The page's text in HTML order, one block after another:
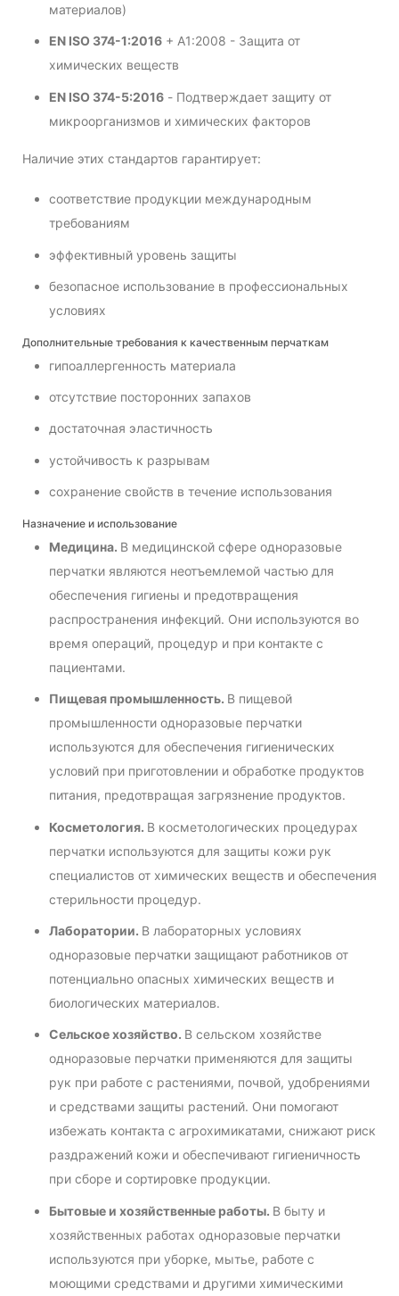
материалов)
EN ISO 374-1:2016 + A1:2008 - Защита от
химических веществ
EN ISO 374-5:2016 - Подтверждает защиту от
микроорганизмов и химических факторов
Наличие этих стандартов гарантирует:
соответствие продукции международным
требованиям
эффективный уровень защиты
безопасное использование в профессиональных
условиях
Дополнительные требования к качественным перчаткам
гипоаллергенность материала
отсутствие посторонних запахов
достаточная эластичность
устойчивость к разрывам
сохранение свойств в течение использования
Назначение и использование
Медицина. В медицинской сфере одноразовые
перчатки являются неотъемлемой частью для
обеспечения гигиены и предотвращения
распространения инфекций. Они используются во
время операций, процедур и при контакте с
пациентами.
Пищевая промышленность. В пищевой
промышленности одноразовые перчатки
используются для обеспечения гигиенических
условий при приготовлении и обработке продуктов
питания, предотвращая загрязнение продуктов.
Косметология. В косметологических процедурах
перчатки используются для защиты кожи рук
специалистов от химических веществ и обеспечения
стерильности процедур.
Лаборатории. В лабораторных условиях
одноразовые перчатки защищают работников от
потенциально опасных химических веществ и
биологических материалов.
Сельское хозяйство. В сельском хозяйстве
одноразовые перчатки применяются для защиты
рук при работе с растениями, почвой, удобрениями
и средствами защиты растений. Они помогают
избежать контакта с агрохимикатами, снижают риск
раздражений кожи и обеспечивают гигиеничность
при сборе и сортировке продукции.
Бытовые и хозяйственные работы. В быту и
хозяйственных работах одноразовые перчатки
используются при уборке, мытье, работе с
моющими средствами и другими химическими